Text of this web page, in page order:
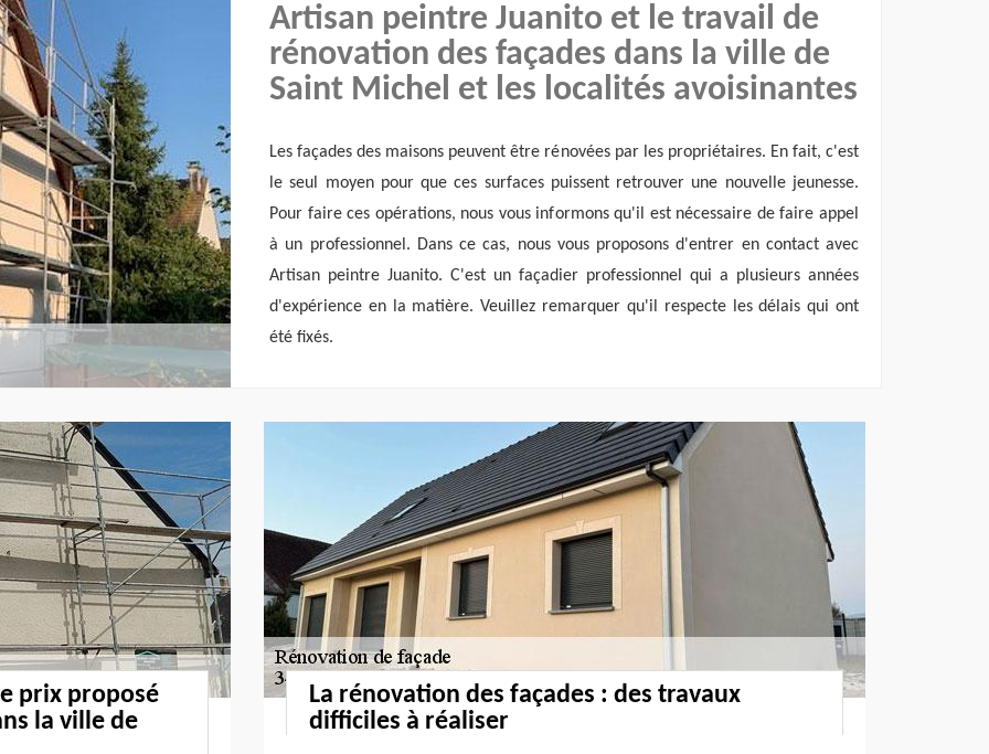
Artisan peintre Juanito et le travail de
rénovation des façades dans la ville de
Saint Michel et les localités avoisinantes
Les façades des maisons peuvent être rénovées par les propriétaires. En fait, c'est
le seul moyen pour que ces surfaces puissent retrouver une nouvelle jeunesse.
Pour faire ces opérations, nous vous informons qu'il est nécessaire de faire appel
à un professionnel. Dans ce cas, nous vous proposons d'entrer en contact avec
Artisan peintre Juanito. C'est un façadier professionnel qui a plusieurs années
d'expérience en la matière. Veuillez remarquer qu'il respecte les délais qui ont
été fixés.
prix proposé
la ville de
La rénovation des façades : des travaux
difficiles à réaliser